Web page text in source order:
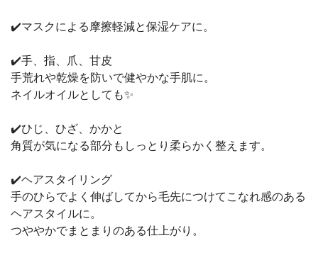
✔️マスクによる摩擦軽減と保湿ケアに。
✔️手、指、爪、甘皮
手荒れや乾燥を防いで健やかな手肌に。
ネイルオイルとしても✨
✔️ひじ、ひざ、かかと
角質が気になる部分もしっとり柔らかく整えます。
✔️ヘアスタイリング
手のひらでよく伸ばしてから毛先につけてこなれ感のある
ヘアスタイルに。
つややかでまとまりのある仕上がり。